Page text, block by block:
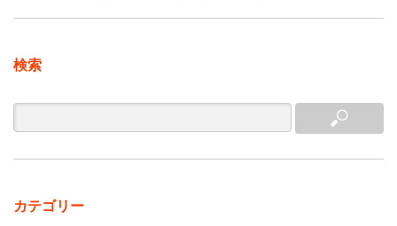
検索
カテゴリー